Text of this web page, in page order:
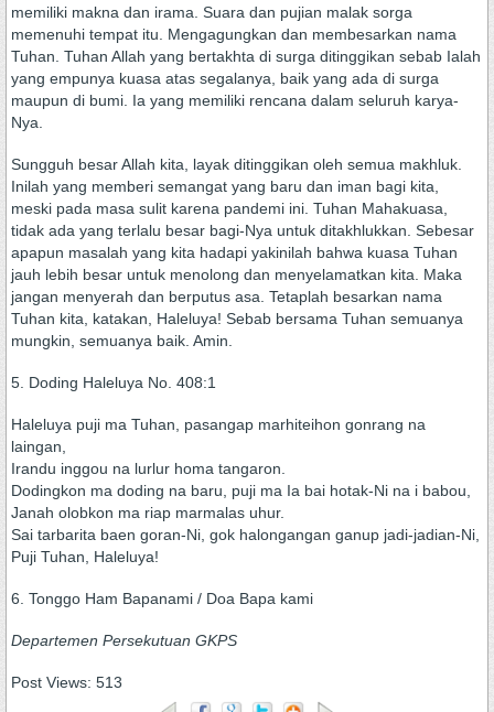
memiliki makna dan irama. Suara dan pujian malak sorga
memenuhi tempat itu. Mengagungkan dan membesarkan nama
Tuhan. Tuhan Allah yang bertakhta di surga ditinggikan sebab Ialah
yang empunya kuasa atas segalanya, baik yang ada di surga
maupun di bumi. Ia yang memiliki rencana dalam seluruh karya-
Nya.
Sungguh besar Allah kita, layak ditinggikan oleh semua makhluk.
Inilah yang memberi semangat yang baru dan iman bagi kita,
meski pada masa sulit karena pandemi ini. Tuhan Mahakuasa,
tidak ada yang terlalu besar bagi-Nya untuk ditakhlukkan. Sebesar
apapun masalah yang kita hadapi yakinilah bahwa kuasa Tuhan
jauh lebih besar untuk menolong dan menyelamatkan kita. Maka
jangan menyerah dan berputus asa. Tetaplah besarkan nama
Tuhan kita, katakan, Haleluya! Sebab bersama Tuhan semuanya
mungkin, semuanya baik. Amin.
5. Doding Haleluya No. 408:1
Haleluya puji ma Tuhan, pasangap marhiteihon gonrang na
laingan,
Irandu inggou na lurlur homa tangaron.
Dodingkon ma doding na baru, puji ma Ia bai hotak-Ni na i babou,
Janah olobkon ma riap marmalas uhur.
Sai tarbarita baen goran-Ni, gok halongangan ganup jadi-jadian-Ni,
Puji Tuhan, Haleluya!
6. Tonggo Ham Bapanami / Doa Bapa kami
Departemen Persekutuan GKPS
Post Views: 513